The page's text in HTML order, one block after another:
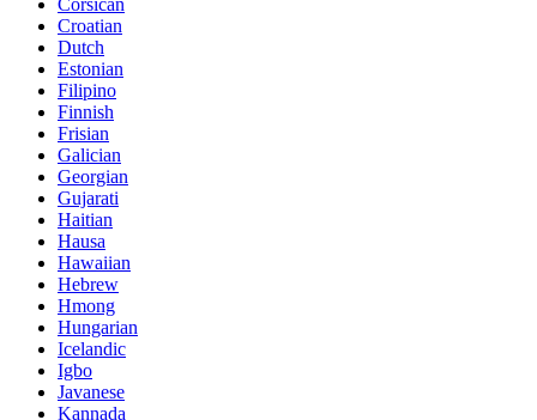
Corsican
Croatian
Dutch
Estonian
Filipino
Finnish
Frisian
Galician
Georgian
Gujarati
Haitian
Hausa
Hawaiian
Hebrew
Hmong
Hungarian
Icelandic
Igbo
Javanese
Kannada